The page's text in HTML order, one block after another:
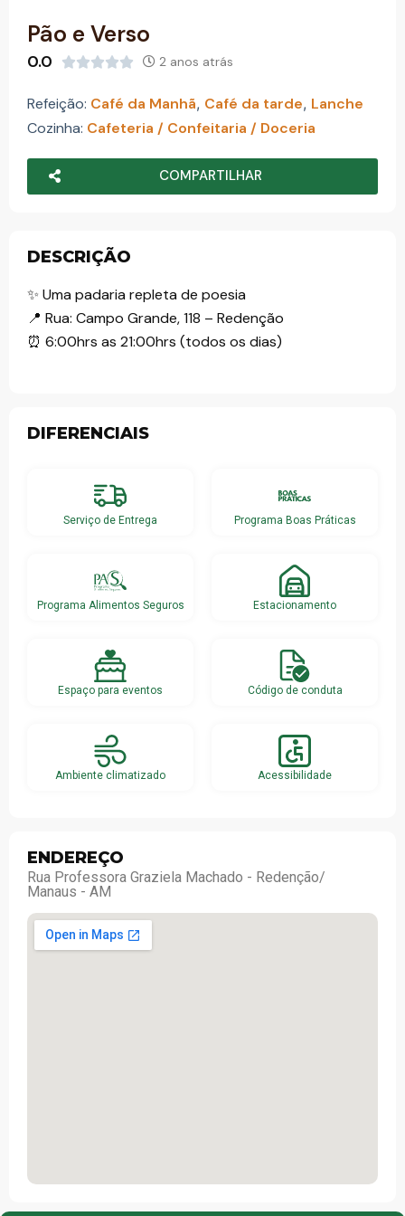
Pão e Verso
0.0  2 anos atrás
Refeição: Café da Manhã, Café da tarde, Lanche
Cozinha: Cafeteria / Confeitaria / Doceria
COMPARTILHAR
DESCRIÇÃO
✨ Uma padaria repleta de poesia
📍 Rua: Campo Grande, 118 – Redenção
⏰ 6:00hrs as 21:00hrs (todos os dias)
DIFERENCIAIS
Serviço de Entrega Programa Boas Práticas
Programa Alimentos Seguros Estacionamento
Espaço para eventos Código de conduta
Ambiente climatizado Acessibilidade
ENDEREÇO
Rua Professora Graziela Machado - Redenção/
Manaus - AM